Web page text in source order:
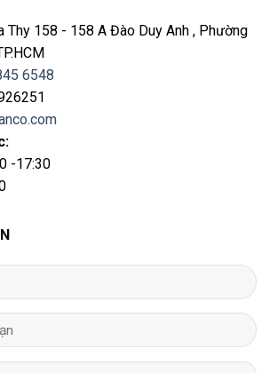
Thy 158 - 158 A Đào Duy Anh , Phường
6548
-17:30